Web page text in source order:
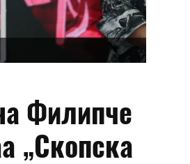
Филипче
„Скопска